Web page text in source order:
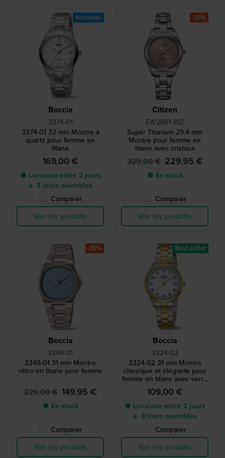
Boccia
3374-01
3374-01 32 mm Montre à
quartz pour femme en
titane
169,00 €
● Livraison entre 2 jours
à 3 jours ouvrables
Comparer
Voir les produits
Nouveau
Citizen
EW2601-81Z
Super Titanium 29.4 mm
Montre pour femme en
titane avec cristaux
329,00 € 229,95 €
● En stock
Comparer
Voir les produits
-30%
Boccia
3348-01
3348-01 31 mm Montre
rétro en titane pour femme
229,00 € 149,95 €
● En stock
Comparer
Voir les produits
-35%
Boccia
3324-02
3324-02 31 mm Montre
classique et élégante pour
femme en titane avec verre
saphir
109,00 €
● Livraison entre 2 jours
à 3 jours ouvrables
Comparer
Voir les produits
Best-seller